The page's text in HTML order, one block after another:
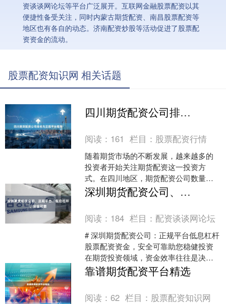
资谈谈网论坛等平台广泛展开。互联网金融股票配资以其
便捷性备受关注，同时内蒙古期货配资、南昌股票配资等
地区也有各自的动态。济南配资炒股等活动促进了股票配
资资金的流动。
股票配资知识网 相关话题
四川期货配资公司排名与正规平台推荐
阅读： 161 栏目： 股票配资行情
随着期货市场的不断发展，越来越多的
投资者开始关注期货配资这一投资方
式。在四川地区，期货配资公司数量众
多，但质量参差不齐，如何选择一家正
规可靠的配资平台成为投资者....
深圳期货配资公司、正规平台、低息杠杆、安全可靠
阅读： 184 栏目： 配资谈谈网论坛
# 深圳期货配资公司：正规平台低息杠杆
股票配资资金，安全可靠助您稳健投资
在期货投资领域，资金效率往往是决定
收益的关键因素之一。对于许多投资者
而言，选择一家**....
靠谱期货配资平台精选
阅读：62 栏目： 股票配资知识网